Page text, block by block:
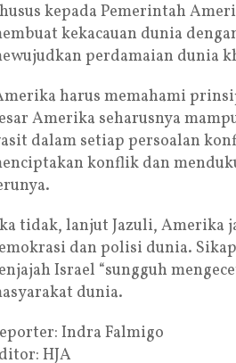
kepada Pemerintah
kekacauan dunia
perdamaian dunia
harus memahami
Amerika seharusnya
dalam setiap persoalan
konflik dan
tidak, lanjut Jazuli, Amerika
dan polisi dunia.
Israel “sungguh
dunia.
Indra Falmigo
HJA